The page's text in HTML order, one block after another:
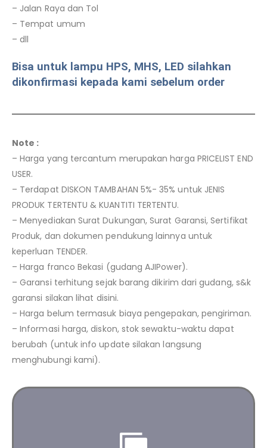
– Jalan Raya dan Tol
– Tempat umum
– dll
Bisa untuk lampu HPS, MHS, LED silahkan
dikonfirmasi kepada kami sebelum order
Note :
– Harga yang tercantum merupakan harga PRICELIST END
USER.
– Terdapat DISKON TAMBAHAN 5%- 35% untuk JENIS
PRODUK TERTENTU & KUANTITI TERTENTU.
– Menyediakan Surat Dukungan, Surat Garansi, Sertifikat
Produk, dan dokumen pendukung lainnya untuk
keperluan TENDER.
– Harga franco Bekasi (gudang AJIPower).
– Garansi terhitung sejak barang dikirim dari gudang, s&k
garansi silakan lihat disini.
– Harga belum termasuk biaya pengepakan, pengiriman.
– Informasi harga, diskon, stok sewaktu-waktu dapat
berubah (untuk info update silakan langsung
menghubungi kami).